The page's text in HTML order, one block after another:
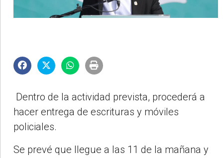
Dentro de la actividad prevista, procederá a
hacer entrega de escrituras y móviles
policiales.
Se prevé que llegue a las 11 de la mañana y